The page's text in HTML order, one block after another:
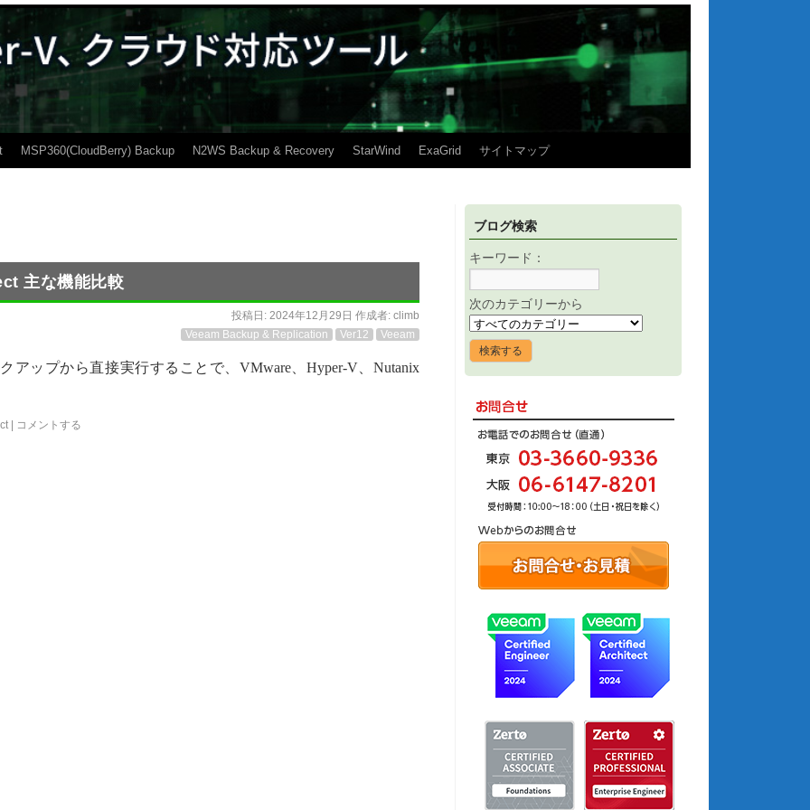
MSP360(CloudBerry) Backup N2WS Backup & Recovery StarWind ExaGrid サイトマップ
主な機能比較
投稿日: 2024年12月29日 作成者: climb
Veeam Backup & Replication
Ver12 Veeam
アップから直接実行することで、VMware、Hyper-V、Nutanix
| コメントする
ブログ検索
キーワード：
次のカテゴリーから